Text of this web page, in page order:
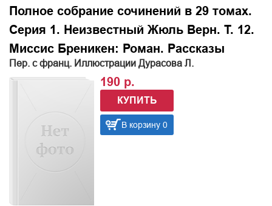
Полное собрание сочинений в 29 томах.
Серия 1. Неизвестный Жюль Верн. Т. 12.
Миссис Бреникен: Роман. Рассказы
Пер. с франц. Иллюстрации Дурасова Л.
190 р.
КУПИТЬ
В корзину 0